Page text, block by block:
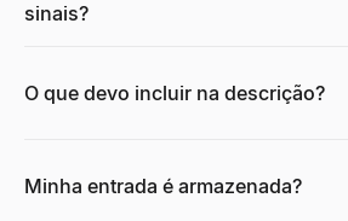
Explorar→
Explorar→
sinais?
O que devo incluir na descrição?
Minha entrada é armazenada?